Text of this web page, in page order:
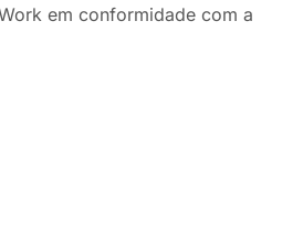
em conformidade com a